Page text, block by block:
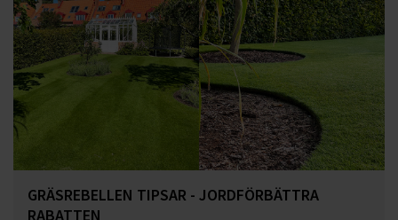
GRÄSREBELLEN TIPSAR - JORDFÖRBÄTTRA
RABATTEN